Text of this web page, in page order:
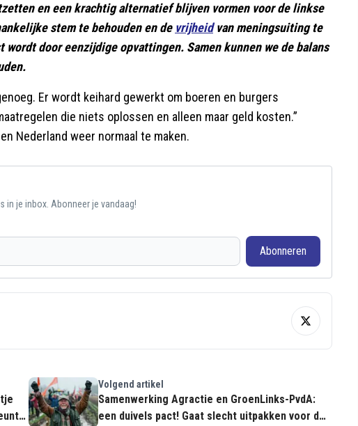
en een krachtig alternatief blijven vormen voor de linkse
stem te behouden en de vrijheidvan meningsuiting te
wordt door eenzijdige opvattingen. Samen kunnen we de balans
Er wordt keihard gewerkt om boeren en burgers
die niets oplossen en alleen maar geld kosten.”
Nederland weer normaal te maken.
in je inbox. Abonneer je vandaag!
Abonneren
Volgend artikel
Samenwerking Agractie en GroenLinks-PvdA:
een duivels pact! Gaat slecht uitpakken voor de